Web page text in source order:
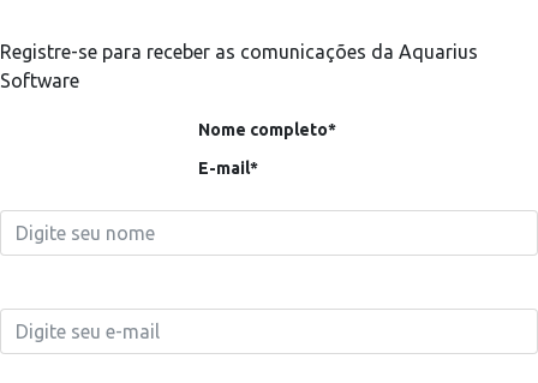
Registre-se para receber as comunicações da Aquarius
Software
Nome completo*
E-mail*